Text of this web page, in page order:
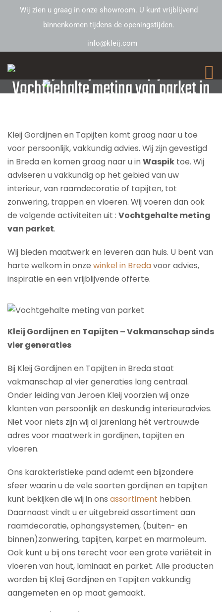
Wij zien u graag in onze showroom. U kunt vrijblijvend
binnenkomen tijdens de openingstijden.
info@kleij.com
Kleij Gordijnen en Tapijten –
Vochtgehalte meting van parket in
Kleij Gordijnen en Tapijten komt graag naar u toe
voor persoonlijk, vakkundig advies. Wij zijn gevestigd
in Breda en komen graag naar u in Waspik toe. Wij
adviseren u vakkundig op het gebied van uw
interieur, van raamdecoratie of tapijten, tot
zonwering, trappen en vloeren. Wij voeren dan ook
de volgende activiteiten uit : Vochtgehalte meting
van parket.
Wij bieden maatwerk en leveren aan huis. U bent van
harte welkom in onze winkel in Bredavoor advies,
inspiratie en een vrijblijvende offerte.
Kleij Gordijnen en Tapijten – Vakmanschap sinds
vier generaties
Bij Kleij Gordijnen en Tapijten in Breda staat
vakmanschap al vier generaties lang centraal.
Onder leiding van Jeroen Kleij voorzien wij onze
klanten van persoonlijk en deskundig interieuradvies.
Niet voor niets zijn wij al jarenlang hét vertrouwde
adres voor maatwerk in gordijnen, tapijten en
vloeren.
Ons karakteristieke pand ademt een bijzondere
sfeer waarin u de vele soorten gordijnen en tapijten
kunt bekijken die wij in ons assortiment hebben.
Daarnaast vindt u er uitgebreid assortiment aan
raamdecoratie, ophangsystemen, (buiten- en
binnen)zonwering, tapijten, karpet en marmoleum.
Ook kunt u bij ons terecht voor een grote variëteit in
vloeren van hout, laminaat en parket. Alle producten
worden bij Kleij Gordijnen en Tapijten vakkundig
aangemeten en op maat gemaakt.